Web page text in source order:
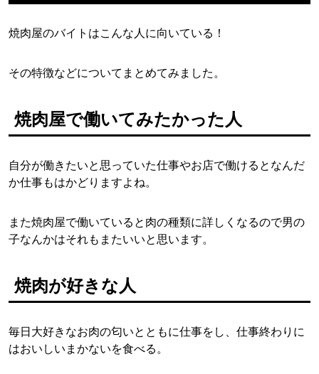
焼肉屋のバイトはこんな人に向いている！
その特徴などについてまとめてみました。
焼肉屋で働いてみたかった人
自分が働きたいと思っていた仕事やお店で働けるとなんだ
か仕事もはかどりますよね。
また焼肉屋で働いていると肉の種類に詳しくなるので男の
子なんかはそれもまたいいと思います。
焼肉が好きな人
毎日大好きなお肉の匂いとともに仕事をし、仕事終わりに
はおいしいまかないを食べる。